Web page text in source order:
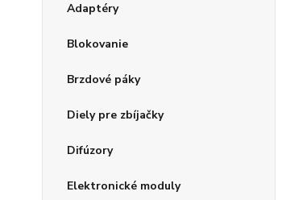
Adaptéry
Blokovanie
Brzdové páky
Diely pre zbíjačky
Difúzory
Elektronické moduly